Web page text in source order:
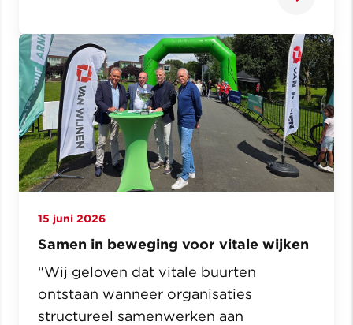
15 juni 2026
Samen in beweging voor vitale wijken
“Wij geloven dat vitale buurten
ontstaan wanneer organisaties
structureel samenwerken aan